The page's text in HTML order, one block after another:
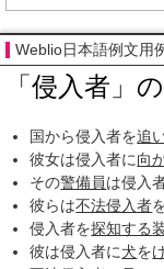
Weblio日本語例文用
「侵入者」
国から侵入者を追
彼女は侵入者に向
その警備員は侵入
彼らは不法侵入者
侵入者を探知する
彼は侵入者に犬を